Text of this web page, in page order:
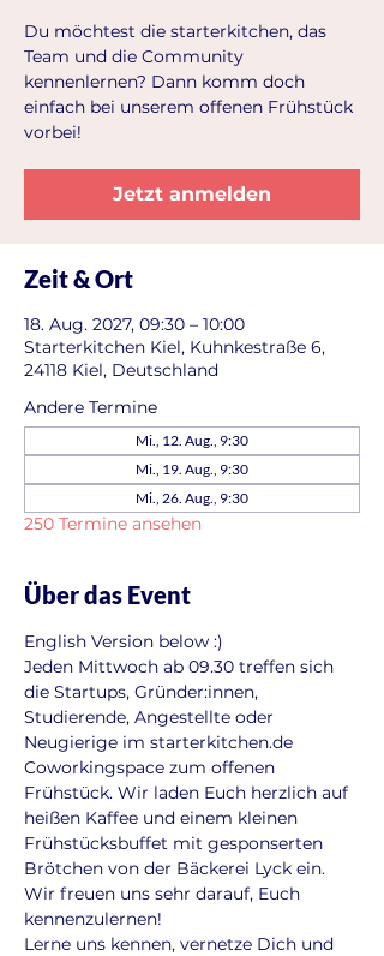
Du möchtest die starterkitchen, das
Team und die Community
kennenlernen? Dann komm doch
einfach bei unserem offenen Frühstück
vorbei!
Jetzt anmelden
Zeit & Ort
18. Aug. 2027, 09:30 – 10:00
Starterkitchen Kiel, Kuhnkestraße 6,
24118 Kiel, Deutschland
Andere Termine
Mi., 12. Aug., 9:30
Mi., 19. Aug., 9:30
Mi., 26. Aug., 9:30
250 Termine ansehen
Über das Event
English Version below :)
Jeden Mittwoch ab 09.30 treffen sich
die Startups, Gründer:innen,
Studierende, Angestellte oder
Neugierige im starterkitchen.de
Coworkingspace zum offenen
Frühstück. Wir laden Euch herzlich auf
heißen Kaffee und einem kleinen
Frühstücksbuffet mit gesponserten
Brötchen von der Bäckerei Lyck ein.
Wir freuen uns sehr darauf, Euch
kennenzulernen!
Lerne uns kennen, vernetze Dich und